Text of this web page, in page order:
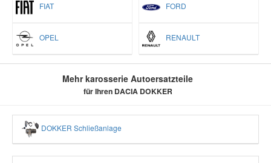
FIAT FORD
OPEL RENAULT
Mehr karosserie Autoersatzteile
für Ihren DACIA DOKKER
DOKKER Schließanlage